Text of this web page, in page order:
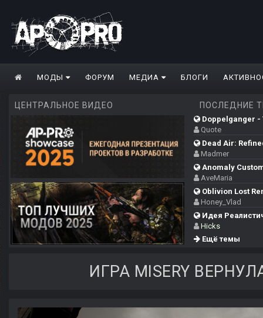
МОДЫ ФОРУМ МЕДИА БЛОГИ
ЦЕНТРАЛЬНОЕ ВИДЕО ПОСЛЕДНИЕ
Doppelganger -
Quote
Dead Air:
Madmer
Anomaly
AveMaria
Oblivion Lost
Honey_Vlad
Идея
Hicks
Ещё темы
ИГРА MISERY